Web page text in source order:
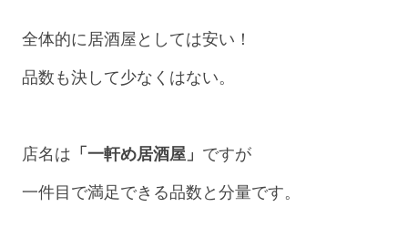
全体的に居酒屋としては安い！
品数も決して少なくはない。
店名は 「一軒め居酒屋」 ですが
一件目で満足できる品数と分量です。